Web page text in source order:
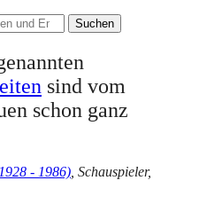
sind vom
schon ganz
- 1986) , Schauspieler,